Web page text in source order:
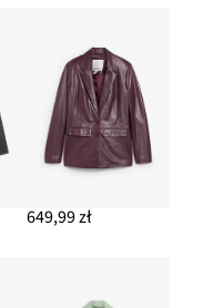
649,99 zł